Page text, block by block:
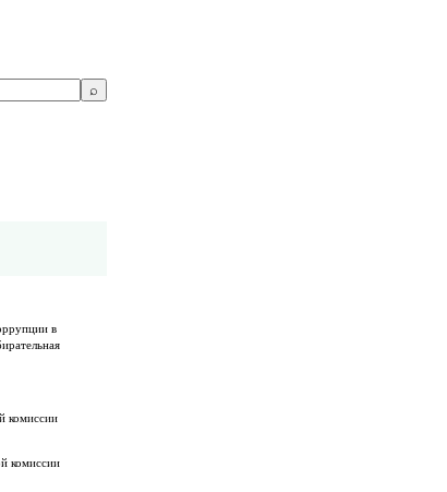
⌕
в
комиссии
комиссии